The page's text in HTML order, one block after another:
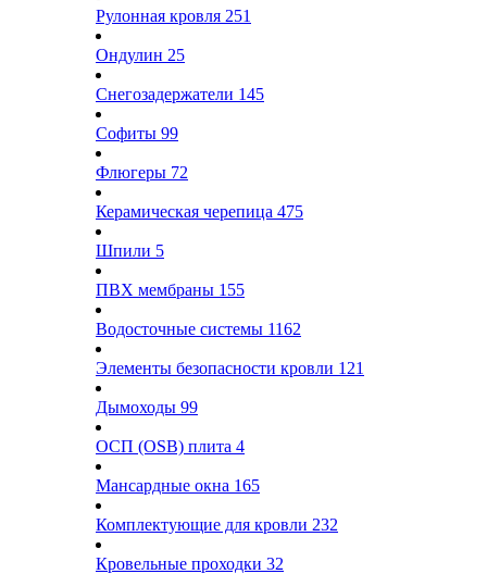
Рулонная кровля 251
Ондулин 25
Снегозадержатели 145
Софиты 99
Флюгеры 72
Керамическая черепица 475
Шпили 5
ПВХ мембраны 155
Водосточные системы 1162
Элементы безопасности кровли 121
Дымоходы 99
ОСП (OSB) плита 4
Мансардные окна 165
Комплектующие для кровли 232
Кровельные проходки 32